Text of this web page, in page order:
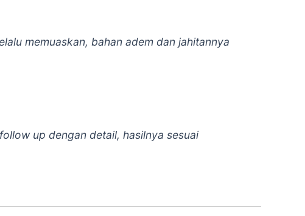
memuaskan, bahan adem dan jahitannya
up dengan detail, hasilnya sesuai